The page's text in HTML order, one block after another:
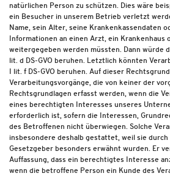
natürlichen Person zu schützen. Dies wäre
ein Besucher in unserem Betrieb verletzt
Name, sein Alter, seine Krankenkassendaten
Informationen an einen Arzt, ein Krankenhaus
weitergegeben werden müssten. Dann würde
lit. d DS-GVO beruhen. Letztlich könnten
I lit. f DS-GVO beruhen. Auf dieser
Verarbeitungsvorgänge, die von keiner der
Rechtsgrundlagen erfasst werden, wenn die
eines berechtigten Interesses unseres
erforderlich ist, sofern die Interessen,
des Betroffenen nicht überwiegen. Solche
insbesondere deshalb gestattet, weil sie durch
Gesetzgeber besonders erwähnt wurden. Er
Auffassung, dass ein berechtigtes Interesse
wenn die betroffene Person ein Kunde des